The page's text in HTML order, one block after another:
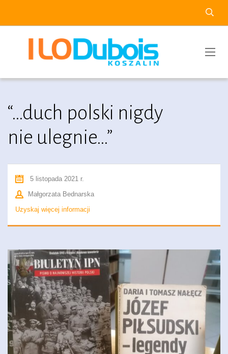
“…duch polski nigdy
nie ulegnie…”
5 listopada 2021 r.
Małgorzata Bednarska
Uzyskaj więcej informacji